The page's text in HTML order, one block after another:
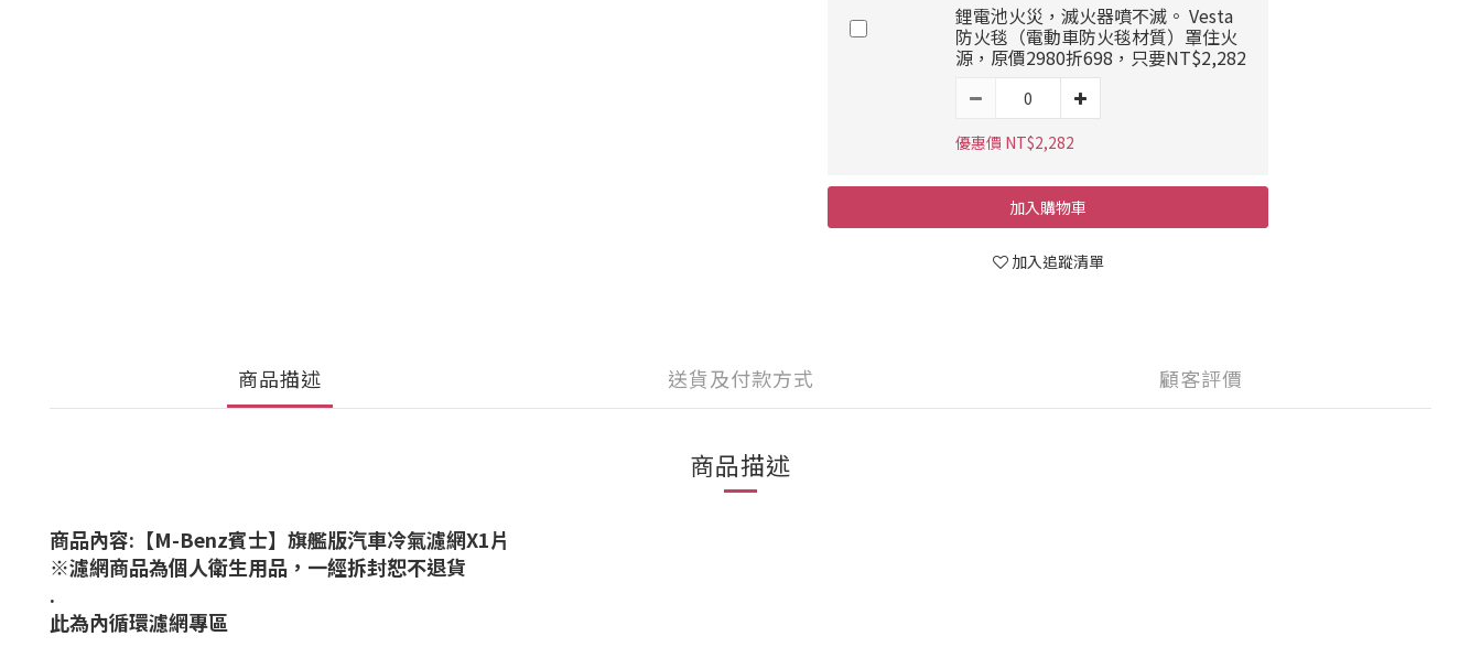
鋰電池火災，滅火器噴不滅。 Vesta
防火毯（電動車防火毯材質）罩住火
源，原價2980折698，只要NT$2,282
優惠價 NT$2,282
加入購物車
加入追蹤清單
商品描述 送貨及付款方式 顧客評價
商品描述
商品內容: 【M-Benz賓士】 旗艦版汽車冷氣濾網X1片
※濾網商品為個人衛生用品，一經拆封恕不退貨
.
此為內循環濾網專區